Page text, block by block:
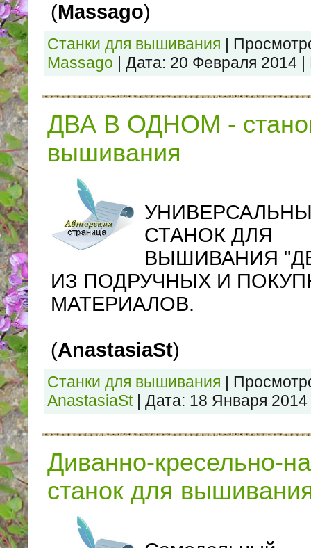
(Massago)
Станки для вышивания |
Massago | Дата: 20 Февраля 2014 |
ДВА В ОДНОМ -
вышивания
СТАНОК ДЛЯ
ВЫШИВАНИЯ
ИЗ ПОДРУЧНЫХ И
МАТЕРИАЛОВ.
(AnastasiaSt)
Станки для вышивания |
AnastasiaSt| Дата: 18 Января 2014
Диванно-кресельно-
станок для